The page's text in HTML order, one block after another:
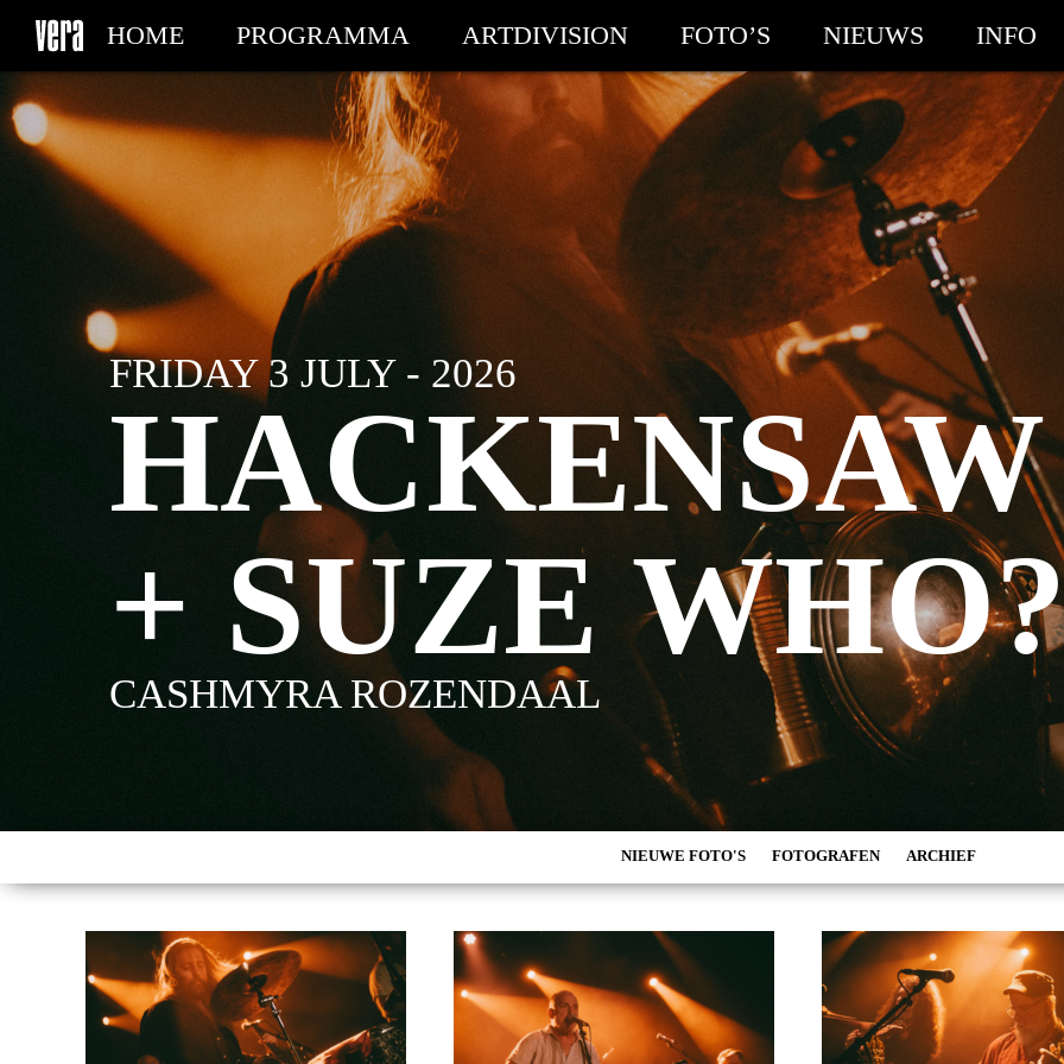
HOME PROGRAMMA ARTDIVISION FOTO’S NIEUWS INFO
FRIDAY 3 JULY - 2026
+ SUZE
CASHMYRA ROZENDAAL
NIEUWE FOTO'S FOTOGRAFEN
MARC DE KROSSE
SIMONE V/D HEIJDEN
MISCHA VEENEMA
JEROEN DEKKER
BOB DE VRIES
ARCHIEF
2026
2025
2024
2023
2022
2021